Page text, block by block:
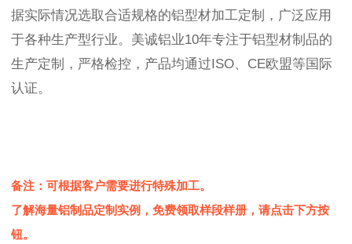
据实际情况选取合适规格的铝型材加工定制，广泛应用
于各种生产型行业。美诚铝业10年专注于铝型材制品的
生产定制，严格检控，产品均通过ISO、CE欧盟等国际
认证。
备注：可根据客户需要进行特殊加工。
了解海量铝制品定制实例，免费领取样段样册，请点击下方按
钮。